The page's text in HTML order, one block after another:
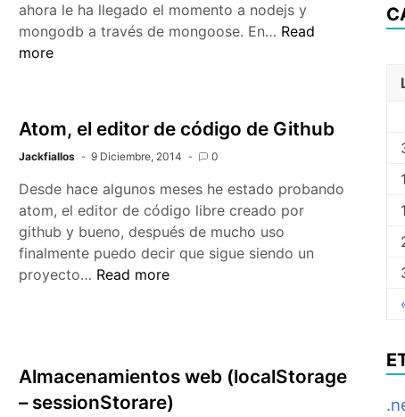
ahora le ha llegado el momento a nodejs y
mongodb a través de mongoose. En… Pasando
a
subdocumento
de
mongoose
Read
more
Atom, el editor de código de Github
Jackfiallos 9 Diciembre, 2014 0
Desde hace algunos meses he estado probando
atom, el editor de código libre creado por
github y bueno, después de mucho uso
finalmente puedo decir que sigue siendo un
proyecto… Atom,
de
Github
Read more
Almacenamientos web (localStorage
– sessionStorare)